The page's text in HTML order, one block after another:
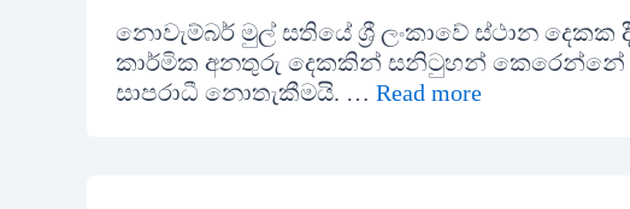
නොවැම්බර් මුල් සතියේ ශ්‍රී ලංකාවේ ස්ථාන
කාර්මික අනතුරු දෙකකින් සනිටුහන්
සාපරාධී නොතැකීමයි. … Read more